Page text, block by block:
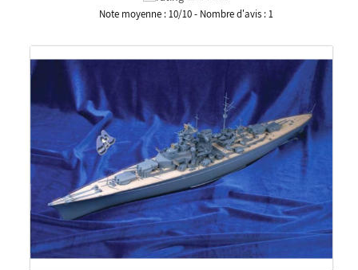
Note moyenne :10/10- Nombre d'avis :1